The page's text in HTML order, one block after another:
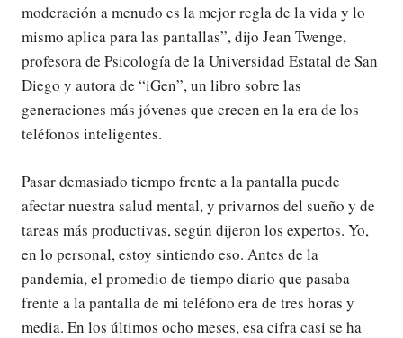
moderación a menudo es la mejor regla de la vida y lo
mismo aplica para las pantallas”, dijo Jean Twenge,
profesora de Psicología de la Universidad Estatal de San
Diego y autora de “iGen”, un libro sobre las
generaciones más jóvenes que crecen en la era de los
teléfonos inteligentes.
Pasar demasiado tiempo frente a la pantalla puede
afectar nuestra salud mental, y privarnos del sueño y de
tareas más productivas, según dijeron los expertos. Yo,
en lo personal, estoy sintiendo eso. Antes de la
pandemia, el promedio de tiempo diario que pasaba
frente a la pantalla de mi teléfono era de tres horas y
media. En los últimos ocho meses, esa cifra casi se ha